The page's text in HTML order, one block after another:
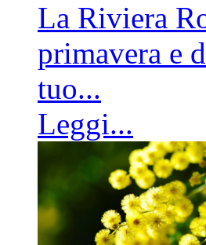
La Riviera
primavera e
tuo...
Leggi...